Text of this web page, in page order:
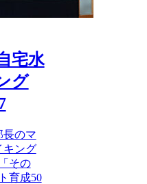
宅水
グ
長のマ
キング
その
育成50